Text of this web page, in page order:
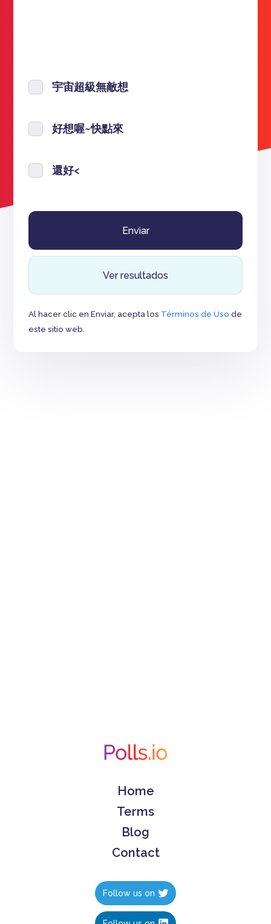
宇宙超級無敵想
好想喔~快點來
還好<
Ver resultados
Al hacer clic en Enviar, acepta los Términos de Uso de
este sitio web.
Home
Terms
Blog
Contact
Follow us on